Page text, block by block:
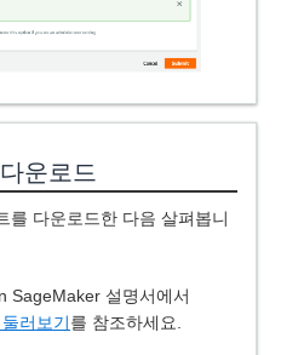
운로드
를 다운로드한 다음 살펴봅니
SageMaker 설명서에서
러보기를 참조하세요.